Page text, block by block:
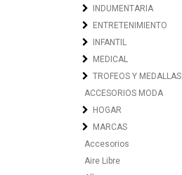
INDUMENTARIA
ENTRETENIMIENTO
INFANTIL
MEDICAL
TROFEOS Y MEDALLAS
ACCESORIOS MODA
HOGAR
MARCAS
Accesorios
Aire Libre